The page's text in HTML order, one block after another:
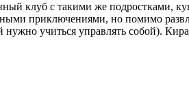
клуб с такими же подростками,
приключениями, но помимо
учиться управлять собой). Кира